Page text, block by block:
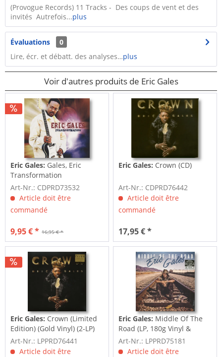
(Provogue Records) 11 Tracks - Des coups de vent et des
invités Autrefois...plus
Évaluations
0
Lire, écr. et débatt. des analyses…plus
Voir d'autres produits de Eric Gales
Eric Gales: Gales, Eric
Transformation
Art-Nr.: CDPRD73532
Article doit être
commandé
16,95 € *
9,95 € *
Eric Gales: Crown (CD)
Art-Nr.: CDPRD76442
Article doit être
commandé
17,95 € *
Eric Gales: Crown (Limited
Edition) (Gold Vinyl) (2-LP)
Art-Nr.: LPPRD76441
Article doit être
Eric Gales: Middle Of The
Road (LP, 180g Vinyl &
Download...
Art-Nr.: LPPRD75181
Article doit être